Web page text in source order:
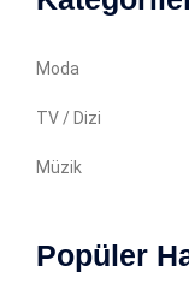
Moda
TV / Dizi
Müzik
Popüler